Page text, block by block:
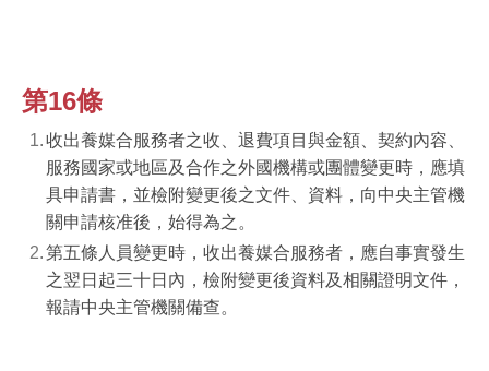
第16條
收出養媒合服務者之收、退費項目與金額、契約內容、
服務國家或地區及合作之外國機構或團體變更時，應填
具申請書，並檢附變更後之文件、資料，向中央主管機
關申請核准後，始得為之。
第五條人員變更時，收出養媒合服務者，應自事實發生
之翌日起三十日內，檢附變更後資料及相關證明文件，
報請中央主管機關備查。